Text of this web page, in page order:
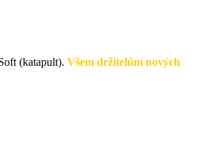
(katapult). Všem držitelům nových